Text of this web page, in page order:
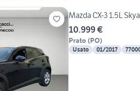
Mazda CX-3 1.5L
10.999 €
Prato (PO)
Usato 01/2017